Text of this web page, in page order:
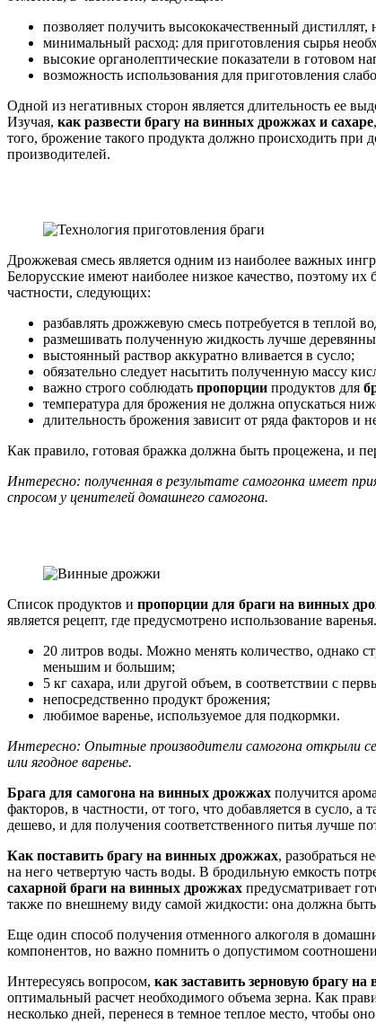
позволяет получить высококачественный
минимальный расход: для приготовления сырья
высокие органолептические показатели в готовом
возможность использования для приготовления
Одной из негативных сторон является длительность ее
Изучая, как развести брагу на винных дрожжах и сахаре
того, брожение такого продукта должно происходить
производителей.
Дрожжевая смесь является одним из наиболее важных
Белорусские имеют наиболее низкое качество, поэтому
частности, следующих:
разбавлять дрожжевую смесь потребуется в теплой
размешивать полученную жидкость лучше
выстоянный раствор аккуратно вливается в сусло;
обязательно следует насытить полученную массу
важно строго соблюдать пропорции продуктов для
температура для брожения не должна опускаться
длительность брожения зависит от ряда факторов и
Как правило, готовая бражка должна быть процежена, и
Интересно: полученная в результате самогонка имеет
спросом у ценителей домашнего самогона.
Список продуктов и пропорции для браги на винных
является рецепт, где предусмотрено использование
20 литров воды. Можно менять количество, однако
меньшим и большим;
5 кг сахара, или другой объем, в соответствии с
непосредственно продукт брожения;
любимое варенье, используемое для подкормки.
Интересно: Опытные производители самогона открыли
или ягодное варенье.
Брага для самогона на винных дрожжах получится
факторов, в частности, от того, что добавляется в сусло,
дешево, и для получения соответственного питья лучше
Как поставить брагу на винных дрожжах, разобраться
на него четвертую часть воды. В бродильную емкость
сахарной браги на винных дрожжах предусматривает
также по внешнему виду самой жидкости: она должна быть
Еще один способ получения отменного алкоголя в
компонентов, но важно помнить о допустимом
Интересуясь вопросом, как заставить зерновую брагу
оптимальный расчет необходимого объема зерна. Как
несколько дней, перенеся в темное теплое место, чтобы